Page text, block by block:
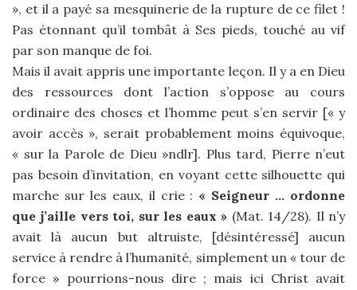
», et il a payé sa mesquinerie de la rupture de ce filet !
Pas étonnant qu’il tombât à Ses pieds, touché au vif
par son manque de foi.
Mais il avait appris une importante leçon. Il y a en Dieu
des ressources dont l’action s’oppose au cours
ordinaire des choses et l’homme peut s’en servir [« y
avoir accès », serait probablement moins équivoque,
« sur la Parole de Dieu »ndlr]. Plus tard, Pierre n’eut
pas besoin d’invitation, en voyant cette silhouette qui
marche sur les eaux, il crie : « Seigneur … ordonne
que j’aille vers toi, sur les eaux » (Mat. 14/28). Il n’y
avait là aucun but altruiste, [désintéressé] aucun
service à rendre à l’humanité, simplement un « tour de
force » pourrions-nous dire ; mais ici Christ avait